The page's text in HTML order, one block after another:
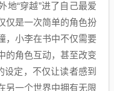
地“穿越”进了自己最爱
仅是一次简单的角色扮
，小李在书中不仅需要
的角色互动，甚至改变
设定，不仅让读者感到
另一个世界中拥有无限